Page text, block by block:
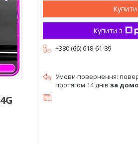
Купити
Купити з
+380 (66) 618-61-89
протягом 14 днів за